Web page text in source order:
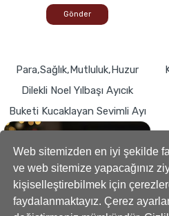
Web sitemizden en iyi şekilde
ve web sitemize yapacağınız
kişiselleştirebilmek için
faydalanmaktayız. Çerez
Gönder
Para,Sağlık,Mutluluk,Huzur
Dilekli Noel Yılbaşı Ayıcık
Buketi Kucaklayan Sevimli Ayı
hediyeye dönüşse böyle görünürdü!